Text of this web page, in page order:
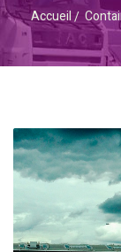
Accueil